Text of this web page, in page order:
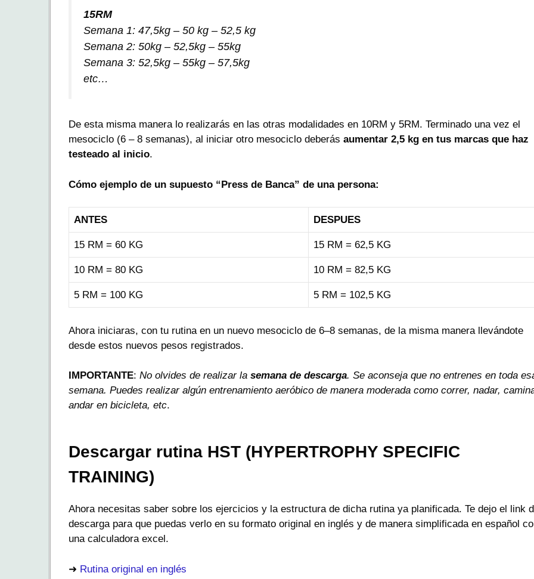
15RM
Semana 1: 47,5kg – 50 kg – 52,5 kg
Semana 2: 50kg – 52,5kg – 55kg
Semana 3: 52,5kg – 55kg – 57,5kg
etc…
De esta misma manera lo realizarás en las otras modalidades en 10RM y 5RM. Terminado una vez el
mesociclo (6 – 8 semanas), al iniciar otro mesociclo deberás aumentar 2,5 kg en tus marcas que haz
testeado al inicio.
Cómo ejemplo de un supuesto “Press de Banca” de una persona:
ANTES DESPUES
15 RM = 60 KG 15 RM = 62,5 KG
10 RM = 80 KG 10 RM = 82,5 KG
5 RM = 100 KG 5 RM = 102,5 KG
Ahora iniciaras, con tu rutina en un nuevo mesociclo de 6–8 semanas, de la misma manera llevándote
desde estos nuevos pesos registrados.
IMPORTANTE: No olvides de realizar la semana de descarga. Se aconseja que no entrenes en toda
semana. Puedes realizar algún entrenamiento aeróbico de manera moderada como correr, nadar,
andar en bicicleta, etc.
Descargar rutina HST (HYPERTROPHY SPECIFIC
TRAINING)
Ahora necesitas saber sobre los ejercicios y la estructura de dicha rutina ya planificada. Te dejo el link
descarga para que puedas verlo en su formato original en inglés y de manera simplificada en español
una calculadora excel.
➜ Rutina original en inglés